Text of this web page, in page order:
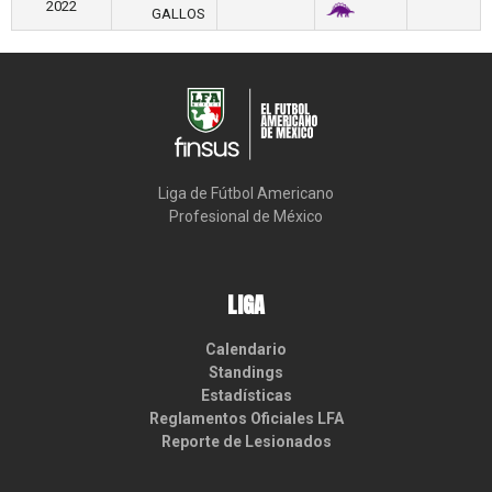
2022 GALLOS
Liga de Fútbol Americano
Profesional de México
LIGA
Calendario
Standings
Estadísticas
Reglamentos Oficiales LFA
Reporte de Lesionados